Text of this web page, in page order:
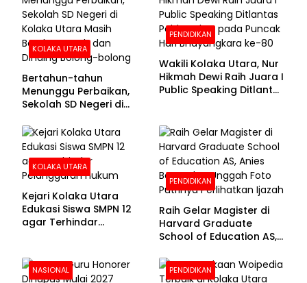
KOLAKA UTARA
Bertahun-tahun
Menunggu Perbaikan,
Sekolah SD Negeri di
Beralas Tanah dan
Dinding Bolong-bolong
PENDIDIKAN
Wakili Kolaka Utara, Nur
Hikmah Dewi Raih Juara I
Public Speaking Ditlantas
Bhayangkara ke-80
KOLAKA UTARA
Kejari Kolaka Utara
Edukasi Siswa SMPN 12
agar Terhindar
PENDIDIKAN
Raih Gelar Magister di
Harvard Graduate
School of Education AS,
Foto Putrinya Perlihatkan
Ijazah
NASIONAL PENDIDIKAN